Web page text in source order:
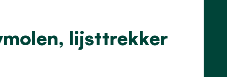
lijsttrekker